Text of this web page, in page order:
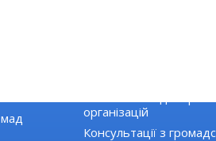
організацій
Консультації з